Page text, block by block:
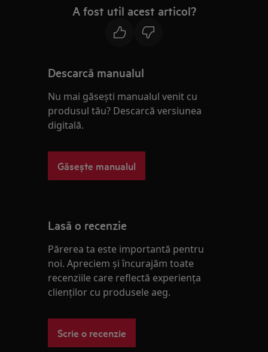
A fost util acest articol?
Descarcă manualul
Nu mai găsești manualul venit cu
produsul tău? Descarcă versiunea
digitală.
Găsește manualul
Lasă o recenzie
Părerea ta este importantă pentru
noi. Apreciem și încurajăm toate
recenziile care reflectă experienţa
clienţilor cu produsele aeg.
Scrie o recenzie